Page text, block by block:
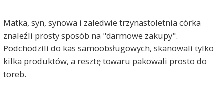
Matka, syn, synowa i zaledwie trzynastoletnia córka
znaleźli prosty sposób na "darmowe zakupy".
Podchodzili do kas samoobsługowych, skanowali tylko
kilka produktów, a resztę towaru pakowali prosto do
toreb.